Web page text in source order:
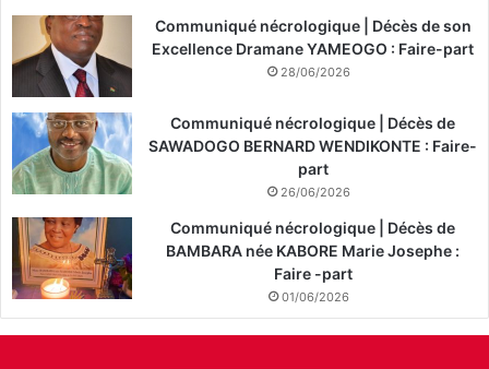
Communiqué nécrologique | Décès de son
Excellence Dramane YAMEOGO : Faire-part
28/06/2026
Communiqué nécrologique | Décès de
SAWADOGO BERNARD WENDIKONTE : Faire-
part
26/06/2026
Communiqué nécrologique | Décès de
BAMBARA née KABORE Marie Josephe :
Faire -part
01/06/2026